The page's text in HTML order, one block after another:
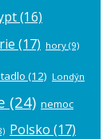
(16)
(17) hory (9)
(12) Londýn
(24) nemoc
Polsko (17)